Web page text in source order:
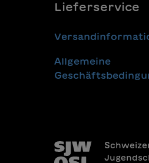
Lieferservice
Allgemeine